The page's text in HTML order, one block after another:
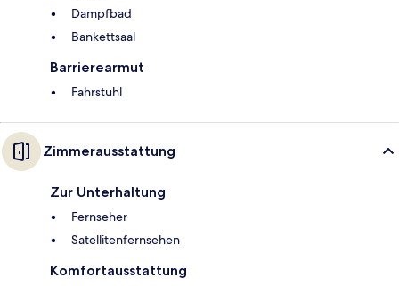
Dampfbad
Bankettsaal
Barrierearmut
Fahrstuhl
Zimmerausstattung
Zur Unterhaltung
Fernseher
Satellitenfernsehen
Komfortausstattung